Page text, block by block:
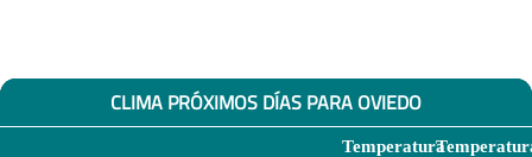
CLIMA PRÓXIMOS DÍAS PARA OVIEDO
Temperatura